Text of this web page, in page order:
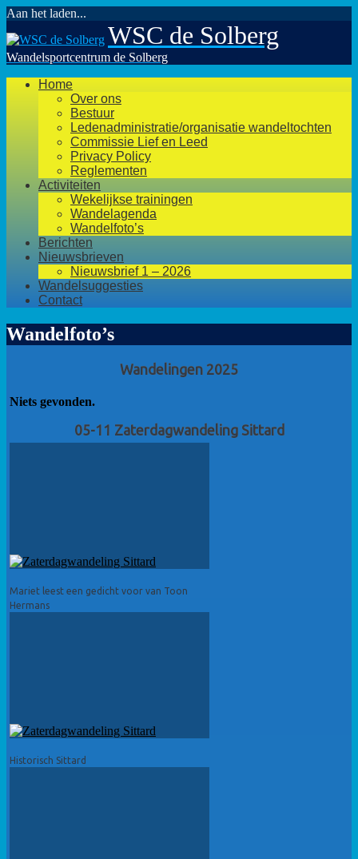
Aan het laden...
naar
de
WSC de Solberg
Wandelsportcentrum de Solberg
Home
Over ons
Bestuur
Ledenadministratie/organisatie wandeltochten
Commissie Lief en Leed
Privacy Policy
Reglementen
Activiteiten
Wekelijkse trainingen
Wandelagenda
Wandelfoto’s
Berichten
Nieuwsbrieven
Nieuwsbrief 1 – 2026
Wandelsuggesties
Contact
Wandelfoto’s
Wandelingen 2025
Niets gevonden.
05-11 Zaterdagwandeling Sittard
Mariet leest een gedicht voor van Toon
Hermans
Historisch Sittard